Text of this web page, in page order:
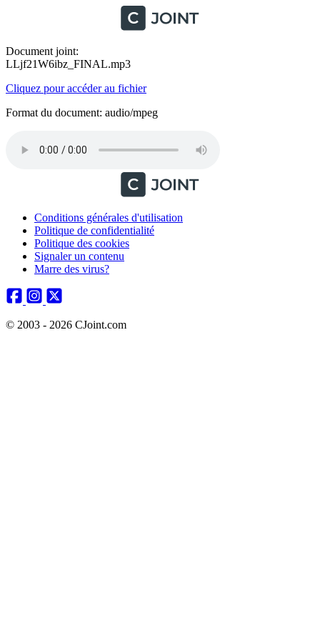
Document joint:
LLjf21W6ibz_FINAL.mp3
Cliquez pour accéder au fichier
Format du document: audio/mpeg
Conditions générales d'utilisation
Politique de confidentialité
Politique des cookies
Signaler un contenu
Marre des virus?
© 2003 - 2026 CJoint.com